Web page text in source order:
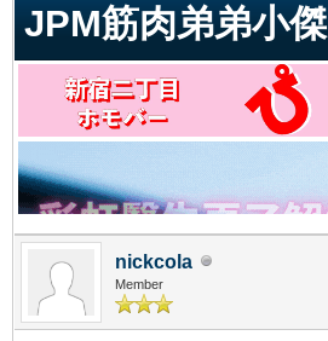
JPM筋肉弟弟小傑
nickcola
Member